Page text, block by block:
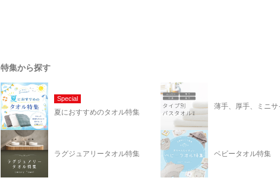
特集から探す
Special
夏におすすめのタオル特集
薄手、厚手、ミニサ
ラグジュアリータオル特集 ベビータオル特集